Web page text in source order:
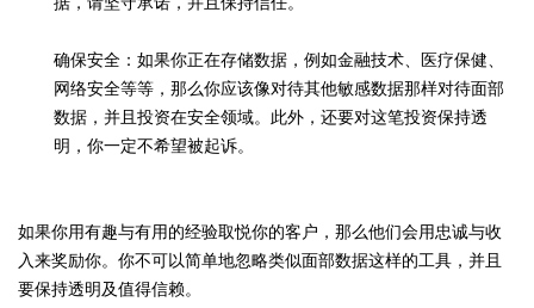
确保安全：如果你正在存储数据，例如金融技术、医疗保健、
网络安全等等，那么你应该像对待其他敏感数据那样对待面部
数据，并且投资在安全领域。此外，还要对这笔投资保持透
明，你一定不希望被起诉。
如果你用有趣与有用的经验取悦你的客户，那么他们会用忠诚与收
入来奖励你。你不可以简单地忽略类似面部数据这样的工具，并且
要保持透明及值得信赖。